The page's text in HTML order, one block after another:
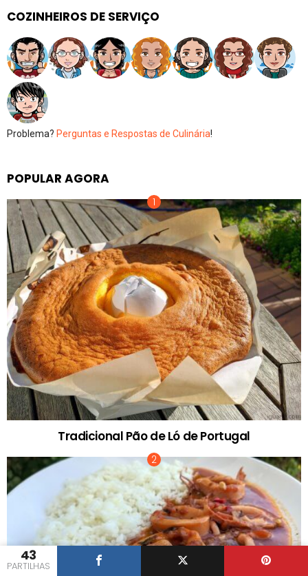
43
PARTILHAS
COZINHEIROS DE SERVIÇO
Problema? Perguntas e Respostas de Culinária!
POPULAR AGORA
Tradicional Pão de Ló de Portugal